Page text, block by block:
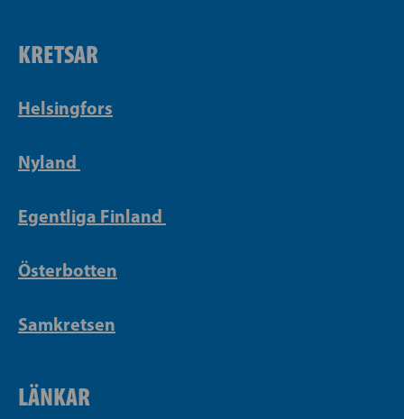
KRETSAR
Helsingfors
Nyland
Egentliga Finland
Österbotten
Samkretsen
LÄNKAR